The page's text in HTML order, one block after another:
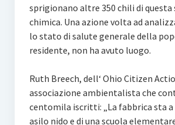
sprigionano altre 350 chili di questa
chimica. Una azione volta ad
lo stato di salute generale della
residente, non ha avuto luogo.
Ruth Breech, dell‘ Ohio Citizen
associazione ambientalista che
centomila iscritti: „La fabbrica sta a
asilo nido e di una scuola